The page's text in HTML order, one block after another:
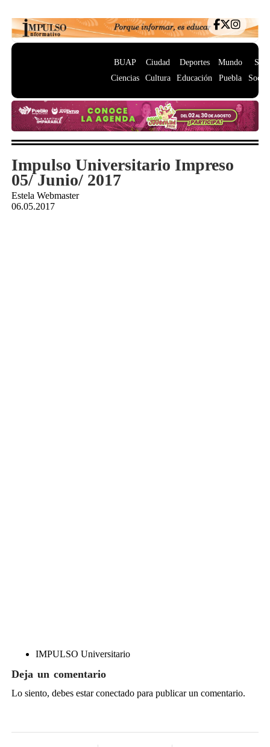
BUAP
Ciencias
Ciudad
Cultura
Deportes
Educación
Mundo
Puebla
Impulso Universitario Impreso
05/ Junio/ 2017
Estela Webmaster
06.05.2017
IMPULSO Universitario
Deja un comentario
Lo siento, debes estarconectadopara publicar un comentario.